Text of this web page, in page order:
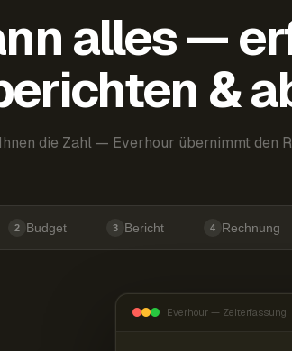
alles —
&
die Zahl — Everhour übernimmt den
2 Budget 3 Bericht 4 Rechnung
Everhour — Zeiterfassung